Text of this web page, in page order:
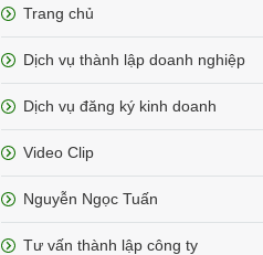
Trang chủ
Dịch vụ thành lập doanh nghiệp
Dịch vụ đăng ký kinh doanh
Video Clip
Nguyễn Ngọc Tuấn
Tư vấn thành lập công ty